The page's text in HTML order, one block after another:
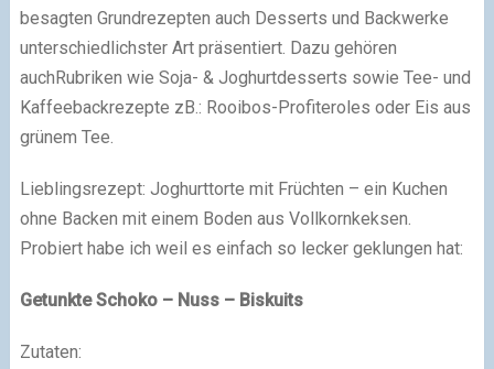
besagten Grundrezepten auch Desserts und Backwerke
unterschiedlichster Art präsentiert. Dazu gehören
auchRubriken wie Soja- & Joghurtdesserts sowie Tee- und
Kaffeebackrezepte zB.: Rooibos-Profiteroles oder Eis aus
grünem Tee.
Lieblingsrezept: Joghurttorte mit Früchten – ein Kuchen
ohne Backen mit einem Boden aus Vollkornkeksen.
Probiert habe ich weil es einfach so lecker geklungen hat:
Getunkte Schoko – Nuss – Biskuits
Zutaten: